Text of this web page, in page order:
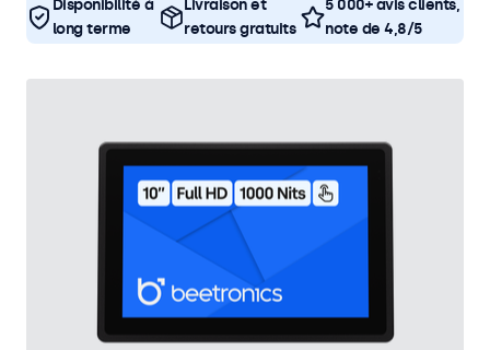
Disponibilité à
long terme
Livraison et
retours gratuits
5 000+ avis clients,
note de 4,8/5